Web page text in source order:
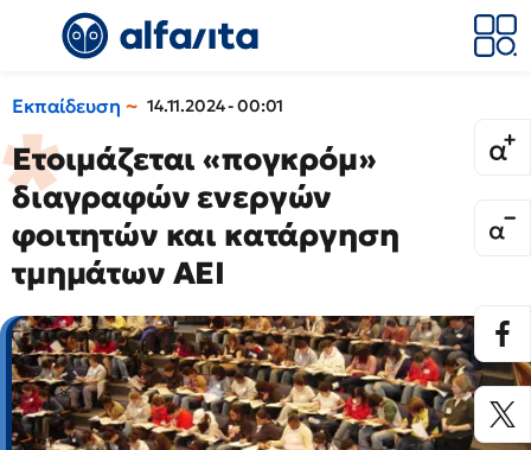
Εκπαίδευση 14.11.2024 - 00:01
Ετοιμάζεται «πογκρόμ»
διαγραφών ενεργών
φοιτητών και κατάργηση
τμημάτων ΑΕΙ